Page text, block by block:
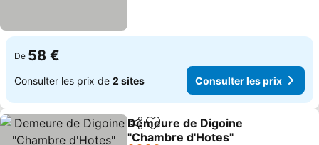
De 58 €
Consulter les prix de 2 sites Consulter les prix
PartagerAjouter à mes favoris
Demeure de Digoine
"Chambre d'Hotes"